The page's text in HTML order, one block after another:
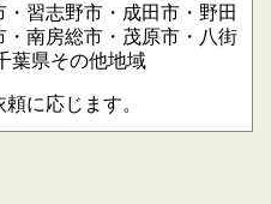
習志野市・成田市・野田
南房総市・茂原市・八街
葉県その他地域
に応じます。